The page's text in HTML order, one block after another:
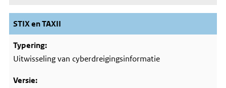
STIX en TAXII
Uitwisseling van cyberdreigingsinformatie